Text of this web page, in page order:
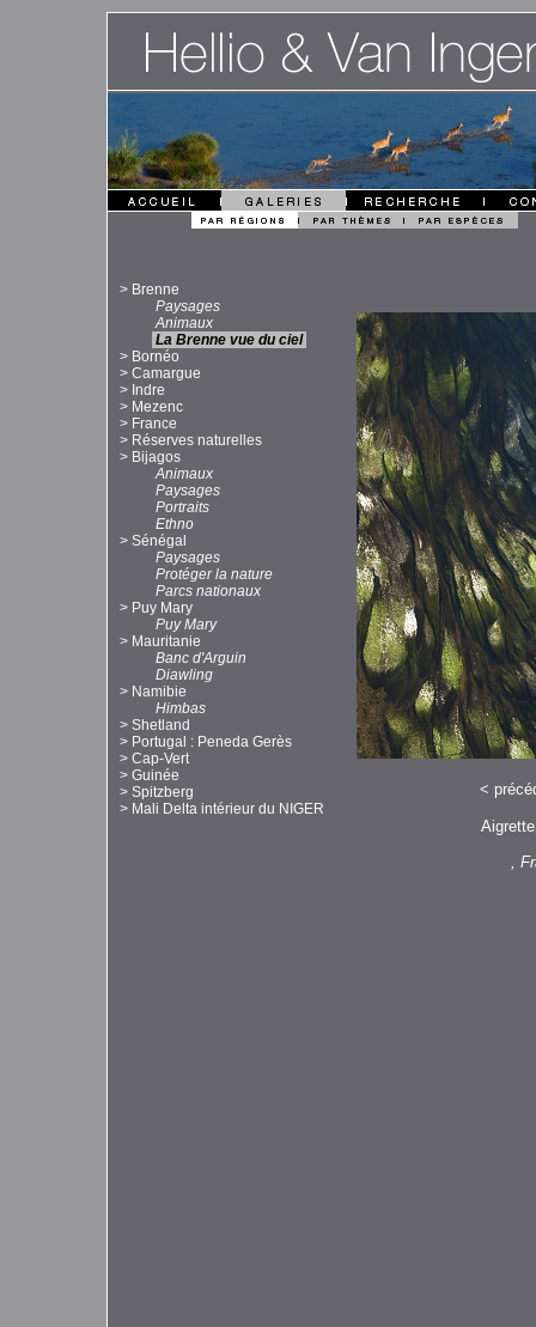
> Brenne
Paysages
Animaux
La Brenne vue du ciel
> Bornéo
> Camargue
> Indre
> Mezenc
> France
> Réserves naturelles
> Bijagos
Animaux
Paysages
Portraits
Ethno
> Sénégal
Paysages
Protéger la nature
Parcs nationaux
> Puy Mary
Puy Mary
> Mauritanie
Banc d'Arguin
Diawling
> Namibie
Himbas
> Shetland
> Portugal : Peneda Gerès
> Cap-Vert
> Guinée
> Spitzberg
> Mali Delta intérieur du NIGER
<
,